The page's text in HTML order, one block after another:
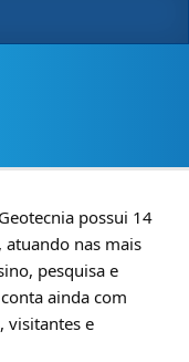
possui 14
nas mais
pesquisa e
ainda com
visitantes e